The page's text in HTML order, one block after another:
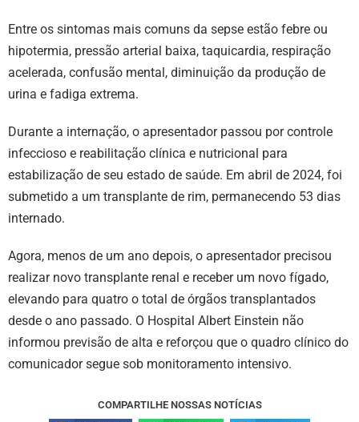
Entre os sintomas mais comuns da sepse estão febre ou
hipotermia, pressão arterial baixa, taquicardia, respiração
acelerada, confusão mental, diminuição da produção de
urina e fadiga extrema.
Durante a internação, o apresentador passou por controle
infeccioso e reabilitação clínica e nutricional para
estabilização de seu estado de saúde. Em abril de 2024, foi
submetido a um transplante de rim, permanecendo 53 dias
internado.
Agora, menos de um ano depois, o apresentador precisou
realizar novo transplante renal e receber um novo fígado,
elevando para quatro o total de órgãos transplantados
desde o ano passado. O Hospital Albert Einstein não
informou previsão de alta e reforçou que o quadro clínico do
comunicador segue sob monitoramento intensivo.
COMPARTILHE NOSSAS NOTÍCIAS